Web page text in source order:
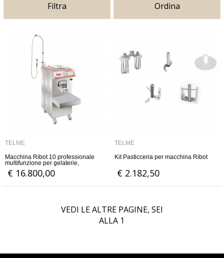
Filtra Ordina
TELME
Macchina Ribot 10 professionale
multifunzione per gelaterie,
pasticcerie e gastronomie
€ 16.800,00
TELME
Kit Pasticceria per macchina Ribot
€ 2.182,50
VEDI LE ALTRE PAGINE, SEI
ALLA 1